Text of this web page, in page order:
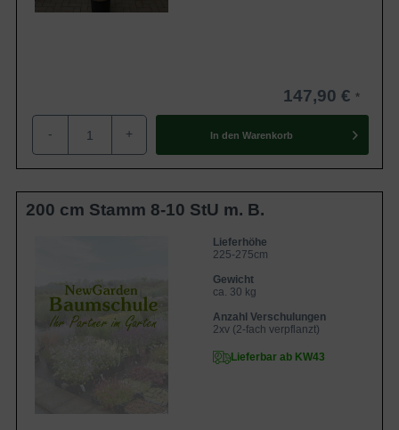
147,90 €
- + In den Warenkorb
200 cm Stamm 8-10 StU m. B.
Lieferhöhe
225-275cm
Gewicht
ca. 30 kg
Anzahl Verschulungen
2xv (2-fach verpflanzt)
Lieferbar ab KW43